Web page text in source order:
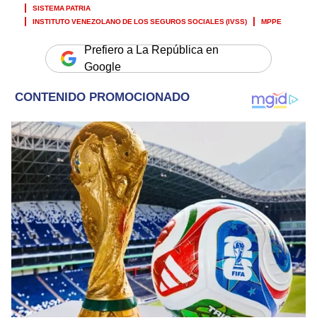
SISTEMA PATRIA
INSTITUTO VENEZOLANO DE LOS SEGUROS SOCIALES (IVSS)
MPPE
Prefiero a La República en
Google